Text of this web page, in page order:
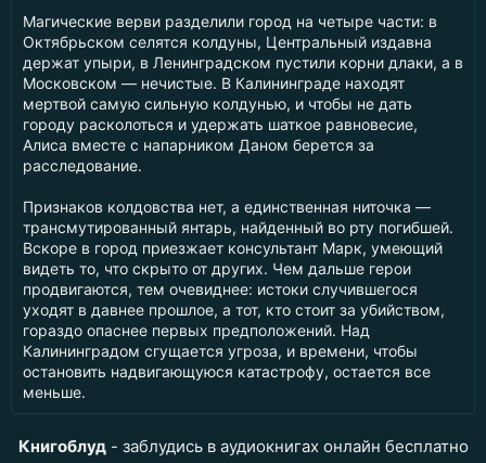
Магические верви разделили город на четыре части: в
Октябрьском селятся колдуны, Центральный издавна
держат упыри, в Ленинградском пустили корни длаки, а в
Московском — нечистые. В Калининграде находят
мертвой самую сильную колдунью, и чтобы не дать
городу расколоться и удержать шаткое равновесие,
Алиса вместе с напарником Даном берется за
расследование.
Признаков колдовства нет, а единственная ниточка —
трансмутированный янтарь, найденный во рту погибшей.
Вскоре в город приезжает консультант Марк, умеющий
видеть то, что скрыто от других. Чем дальше герои
продвигаются, тем очевиднее: истоки случившегося
уходят в давнее прошлое, а тот, кто стоит за убийством,
гораздо опаснее первых предположений. Над
Калининградом сгущается угроза, и времени, чтобы
остановить надвигающуюся катастрофу, остается все
меньше.
Книгоблуд- заблудись в аудиокнигах онлайн бесплатно